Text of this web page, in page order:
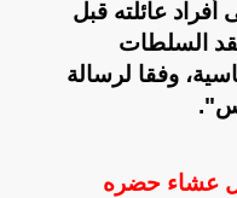
عائلته قبل
السلطات
وفقا لرسالة
عشاء حضره